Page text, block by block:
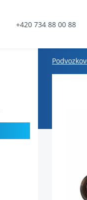
+420 734 88 00 88